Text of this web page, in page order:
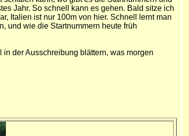
Jahr. So schnell kann es gehen. Bald sitze ich
Italien ist nur 100m von hier. Schnell lernt man
und wie die Startnummern heute früh
der Ausschreibung blättern, was morgen